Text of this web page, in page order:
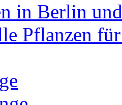
in Berlin
Pflanzen